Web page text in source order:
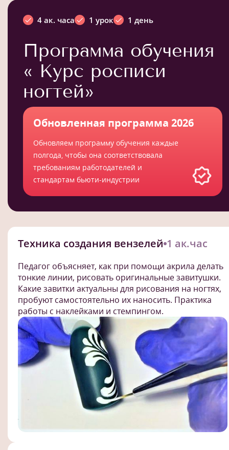
4 ак. часа 1 урок 1 день
Программа обучения
« Курс росписи
ногтей»
Обновленная программа 2026
Обновляем программу обучения каждые
полгода, чтобы она соответствовала
требованиям работодателей и
стандартам бьюти-индустрии
Техника создания вензелей 1 ак.час
Педагог объясняет, как при помощи акрила делать
тонкие линии, рисовать оригинальные завитушки.
Какие завитки актуальны для рисования на ногтях,
пробуют самостоятельно их наносить. Практика
работы с наклейками и стемпингом.